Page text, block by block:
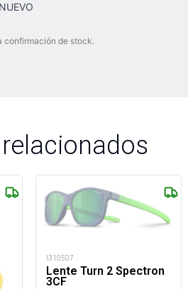
confirmación de stock.
I310507
Lente Turn 2 Spectron
3CF